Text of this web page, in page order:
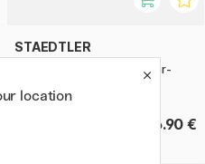
STAEDTLER
Triplus Fineliner, Pastel, 6er-
6.90 €
location